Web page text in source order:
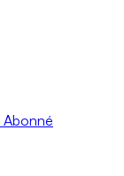
Abonné